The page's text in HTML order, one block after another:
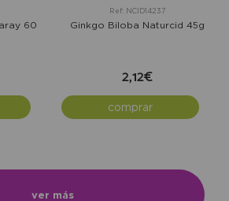
60
Ref: NCID14237
Ginkgo Biloba Naturcid 45g
2,12€
comprar
ver más